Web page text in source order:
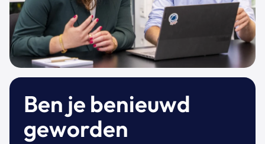
Ben je benieuwd
geworden